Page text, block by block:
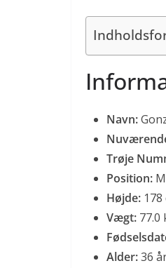
Navn:
Trøje
Position:
Højde: 178
Vægt: 77.0
Alder:36